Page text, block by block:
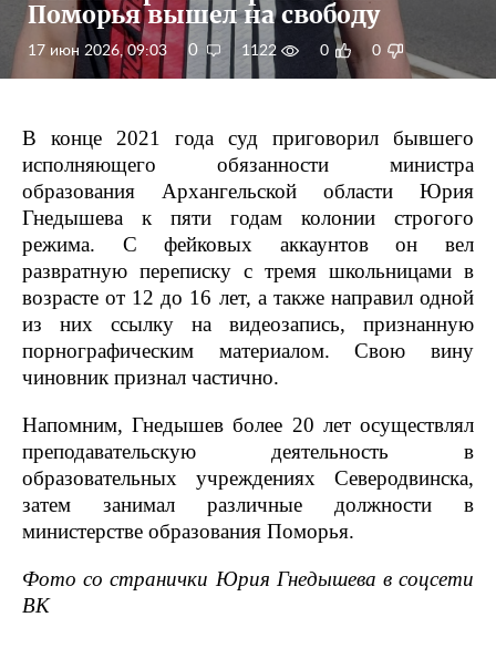
Поморья вышел на свободу
17 июн 2026, 09:03 0 1122 0 0
В конце 2021 года суд приговорил бывшего
исполняющего обязанности министра
образования Архангельской области Юрия
Гнедышева к пяти годам колонии строгого
режима. С фейковых аккаунтов он вел
развратную переписку с тремя школьницами в
возрасте от 12 до 16 лет, а также направил одной
из них ссылку на видеозапись, признанную
порнографическим материалом. Свою вину
чиновник признал частично.
Напомним, Гнедышев более 20 лет осуществлял
преподавательскую деятельность в
образовательных учреждениях Северодвинска,
затем занимал различные должности в
министерстве образования Поморья.
Фото со странички Юрия Гнедышева в соцсети
ВК